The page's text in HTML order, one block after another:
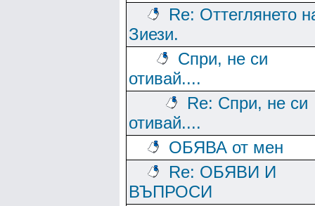
Re: Оттеглянето
Зиези.
Спри, не си
отивай....
Re: Спри, не си
отивай....
ОБЯВА от мен
Re: ОБЯВИ И
ВЪПРОСИ